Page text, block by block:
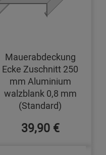
Mauerabdeckung
Ecke Zuschnitt 250
mm Aluminium
walzblank 0,8 mm
(Standard)
39,90 €